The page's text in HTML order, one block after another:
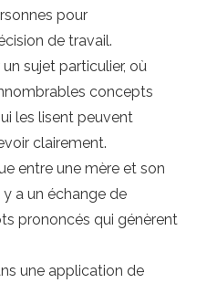
pour
de travail.
sujet particulier, où
concepts
les lisent peuvent
clairement.
entre une mère et son
a un échange de
prononcés qui génèrent
une application de